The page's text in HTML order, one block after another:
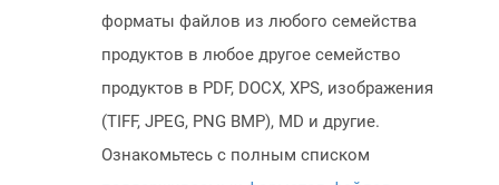
форматы файлов из любого семейства
продуктов в любое другое семейство
продуктов в PDF, DOCX, XPS, изображения
(TIFF, JPEG, PNG BMP), MD и другие.
Ознакомьтесь с полным списком